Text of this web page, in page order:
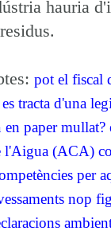
hauria
pot el fiscal
tracta d'una
en paper
l'Aigua (ACA)
per
nop